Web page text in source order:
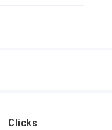
Clicks